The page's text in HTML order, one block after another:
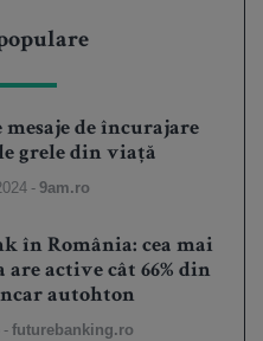
mesaje de încurajare
grele din viață
-9am.ro
în România: cea mai
active cât 66% din
autohton
-futurebanking.ro